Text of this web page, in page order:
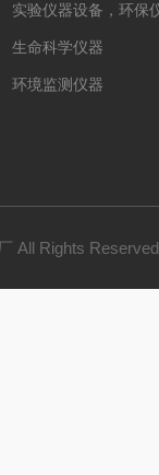
实验仪器设备，环保
生命科学仪器
环境监测仪器
厂 All Rights